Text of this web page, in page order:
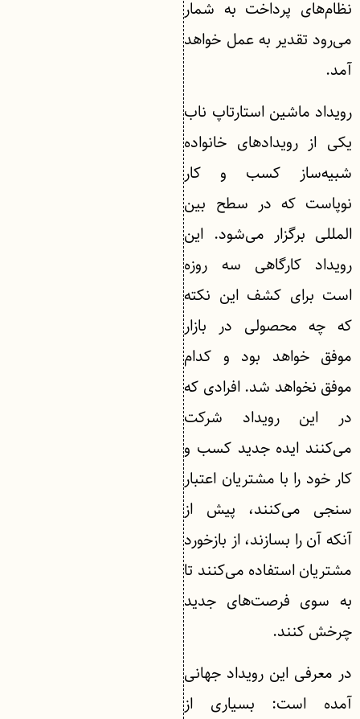
نظام‌های پرداخت به شمار
می‌رود تقدیر به عمل خواهد
آمد.
رویداد ماشین استارتاپ ناب
یکی از رویدادهای خانواده
شبیه‌ساز کسب و کار
نوپاست که در سطح بین
المللی برگزار می‌شود. این
رویداد کارگاهی سه روزه
است برای کشف این نکته
که چه محصولی در بازار
موفق خواهد بود و کدام
موفق نخواهد شد. افرادی که
در این رویداد شرکت
می‌کنند ایده جدید کسب و
کار خود را با مشتریان اعتبار
سنجی می‌کنند، پیش از
آنکه آن را بسازند، از بازخورد
مشتریان استفاده می‌کنند تا
به سوی فرصت‌های جدید
چرخش کنند.
در معرفی این رویداد جهانی
آمده است: بسیاری از